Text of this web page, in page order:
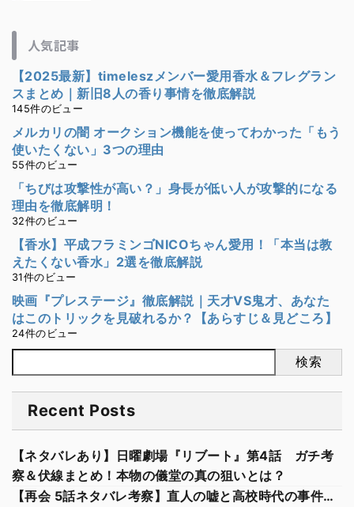
人気記事
【2025最新】timeleszメンバー愛用香水＆フレグラン
スまとめ｜新旧8人の香り事情を徹底解説
145件のビュー
メルカリの闇 オークション機能を使ってわかった「もう
使いたくない」3つの理由
55件のビュー
「ちびは攻撃性が高い？」身長が低い人が攻撃的になる
理由を徹底解明！
32件のビュー
【香水】平成フラミンゴNICOちゃん愛用！「本当は教
えたくない香水」2選を徹底解説
31件のビュー
映画『プレステージ』徹底解説｜天才VS鬼才、あなた
はこのトリックを見破れるか？【あらすじ＆見どころ】
24件のビュー
検索
Recent Posts
【ネタバレあり】日曜劇場『リブート』第4話 ガチ考
察＆伏線まとめ！本物の儀堂の真の狙いとは？
【再会 5話ネタバレ考察】直人の嘘と高校時代の事件…